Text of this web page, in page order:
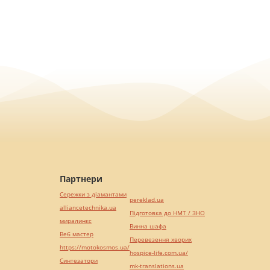
Партнери
Сережки з діамантами
alliancetechnika.ua
миралинкс
Веб мастер
https://motokosmos.ua/
Синтезатори
pereklad.ua
Підготовка до НМТ / ЗНО
Винна шафа
Перевезення хворих
hospice-life.com.ua/
mk-translations.ua